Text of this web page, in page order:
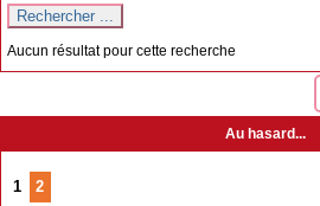
Aucun résultat pour cette recherche
Au hasard...
1 2